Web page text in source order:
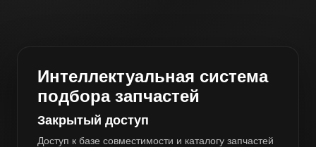
Интеллектуальная система
подбора запчастей
Закрытый доступ
Доступ к базе совместимости и каталогу запчастей